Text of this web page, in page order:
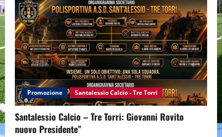
Promozione Santalessio Calcio - Tre Torri
Santalessio Calcio – Tre Torri: Giovanni Rovito
nuovo Presidente”